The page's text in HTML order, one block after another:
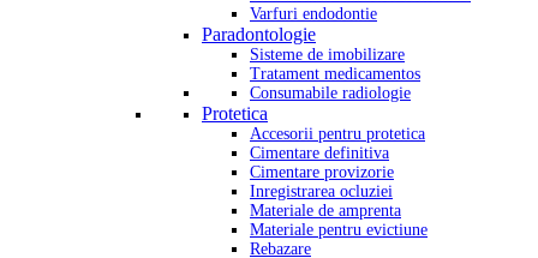
Varfuri endodontie
Paradontologie
Sisteme de imobilizare
Tratament medicamentos
Consumabile radiologie
Protetica
Accesorii pentru protetica
Cimentare definitiva
Cimentare provizorie
Inregistrarea ocluziei
Materiale de amprenta
Materiale pentru evictiune
Rebazare